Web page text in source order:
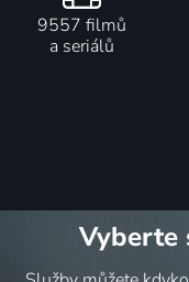
9557 filmů
a seriálů
Vyberte